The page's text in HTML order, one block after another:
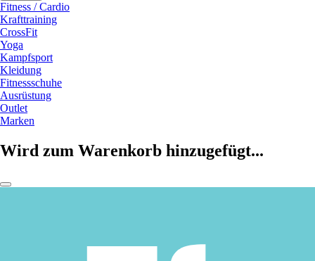
Fitness / Cardio
Krafttraining
CrossFit
Yoga
Kampfsport
Kleidung
Fitnessschuhe
Ausrüstung
Outlet
Marken
Wird zum Warenkorb hinzugefügt...